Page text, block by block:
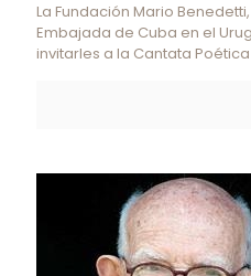
La Fundación Mario
Embajada de Cuba en el
invitarles a la Cantata